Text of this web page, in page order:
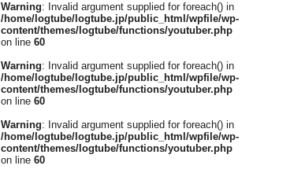
Warning: Invalid argument supplied for foreach() in
/home/logtube/logtube.jp/public_html/wpfile/wp-
content/themes/logtube/functions/youtuber.php
on line 60
Warning: Invalid argument supplied for foreach() in
/home/logtube/logtube.jp/public_html/wpfile/wp-
content/themes/logtube/functions/youtuber.php
on line 60
Warning: Invalid argument supplied for foreach() in
/home/logtube/logtube.jp/public_html/wpfile/wp-
content/themes/logtube/functions/youtuber.php
on line 60